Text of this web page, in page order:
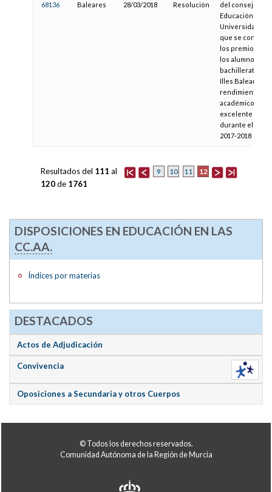
68136 Baleares 28/03/2018 Resolución
del consejero
Educación y
Universidad
que se
los premios
los alumnos de
bachillerato de
Illes Balears con
rendimiento
académico
excelente
durante el
2017-2018
9 10 11 12
Resultados del 111 al
120de 1761
DISPOSICIONES EN EDUCACIÓN EN LAS
CC.AA.
Índices por materias
DESTACADOS
Actos de Adjudicación
Convivencia
Oposiciones a Secundaria y otros Cuerpos
© Todos los derechos reservados.
Comunidad Autónoma de la Región de Murcia